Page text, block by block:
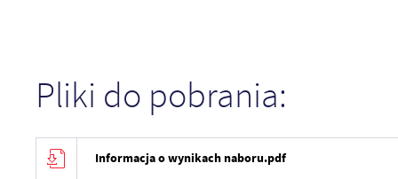
Pliki do pobrania:
Informacja o wynikach naboru.pdf